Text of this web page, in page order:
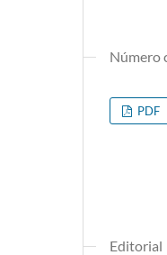
Número
PDF
Editorial